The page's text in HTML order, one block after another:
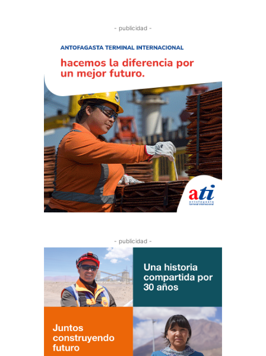
- publicidad -
- publicidad -